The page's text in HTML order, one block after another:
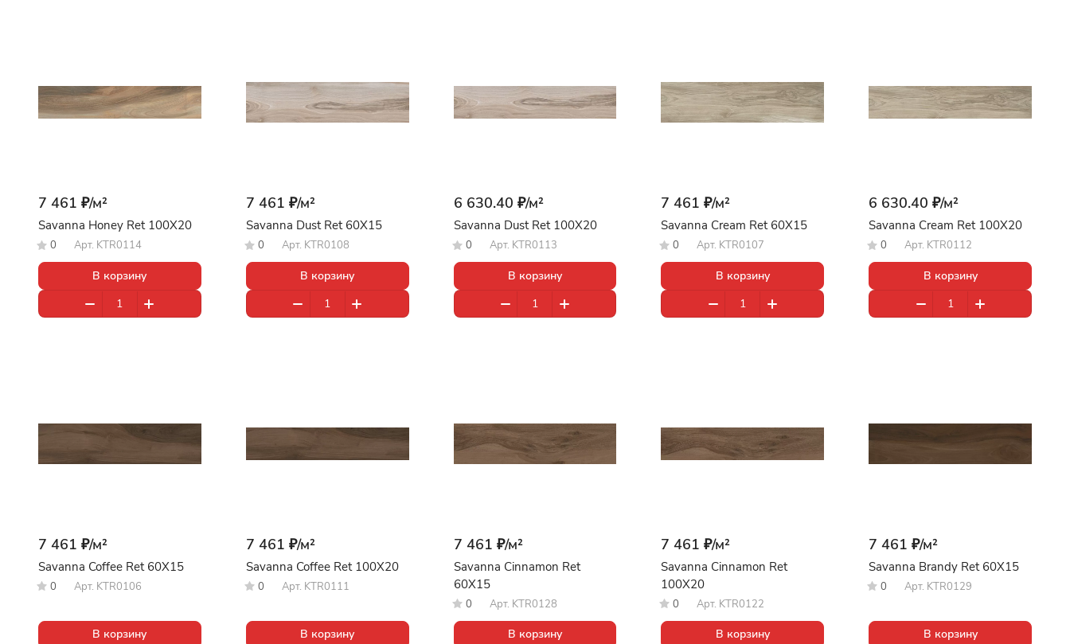
7 461 ₽/м²
Savanna Honey Ret 100X20
0 Арт. KTR0114
В корзину
7 461 ₽/м²
Savanna Dust Ret 60X15
0 Арт. KTR0108
В корзину
6 630.40 ₽/м²
Savanna Dust Ret 100X20
0 Арт. KTR0113
В корзину
7 461 ₽/м²
Savanna Cream Ret 60X15
0 Арт. KTR0107
В корзину
6 630.40 ₽/м²
Savanna Cream Ret 100X20
0 Арт. KTR0112
В корзину
7 461 ₽/м²
Savanna Coffee Ret 60X15
0 Арт. KTR0106
В корзину
7 461 ₽/м²
Savanna Coffee Ret 100X20
0 Арт. KTR0111
В корзину
7 461 ₽/м²
Savanna Cinnamon Ret
60X15
0 Арт. KTR0128
В корзину
7 461 ₽/м²
Savanna Cinnamon Ret
100X20
0 Арт. KTR0122
В корзину
7 461 ₽/м²
Savanna Brandy Ret 60X15
0 Арт. KTR0129
В корзину